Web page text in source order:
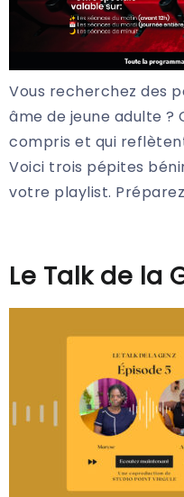
Vous recherchez des
âme de jeune adulte ?
compris et qui
Voici trois pépites
votre playlist.
Le Talk de la